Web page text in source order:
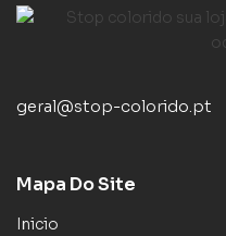
geral@stop-colorido.pt
Mapa Do Site
Inicio